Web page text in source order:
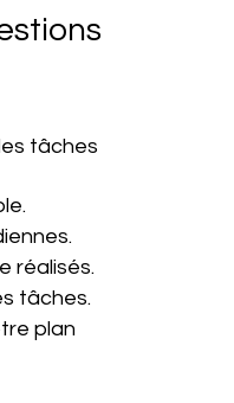
tâches
réalisés.
tâches.
plan